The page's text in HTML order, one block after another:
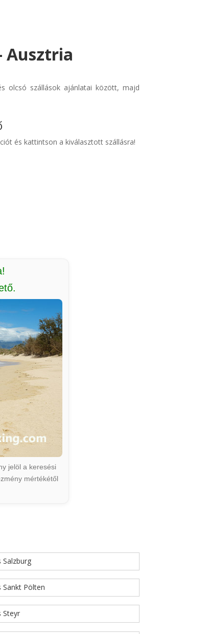
Ausztria
olcsó szállások ajánlatai között, majd
és kattintson a kiválasztott szállásra!
jelöl a keresési
mértékétől
Salzburg
Sankt Pölten
Steyr